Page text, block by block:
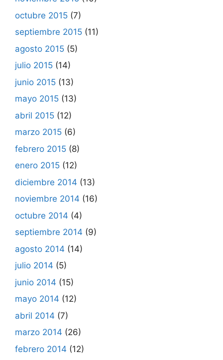
octubre 2015 (7)
septiembre 2015 (11)
agosto 2015 (5)
julio 2015 (14)
junio 2015 (13)
mayo 2015 (13)
abril 2015 (12)
marzo 2015 (6)
febrero 2015 (8)
enero 2015 (12)
diciembre 2014 (13)
noviembre 2014 (16)
octubre 2014 (4)
septiembre 2014 (9)
agosto 2014 (14)
julio 2014 (5)
junio 2014 (15)
mayo 2014 (12)
abril 2014 (7)
marzo 2014 (26)
febrero 2014 (12)